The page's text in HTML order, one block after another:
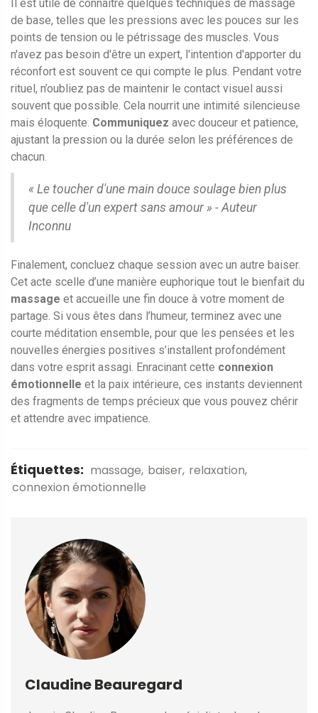
Il est utile de connaître quelques techniques de massage
de base, telles que les pressions avec les pouces sur les
points de tension ou le pétrissage des muscles. Vous
n'avez pas besoin d'être un expert, l'intention d'apporter du
réconfort est souvent ce qui compte le plus. Pendant votre
rituel, n’oubliez pas de maintenir le contact visuel aussi
souvent que possible. Cela nourrit une intimité silencieuse
mais éloquente. Communiquez avec douceur et patience,
ajustant la pression ou la durée selon les préférences de
chacun.
« Le toucher d'une main douce soulage bien plus
que celle d'un expert sans amour » - Auteur
Inconnu
Finalement, concluez chaque session avec un autre baiser.
Cet acte scelle d’une manière euphorique tout le bienfait du
massage et accueille une fin douce à votre moment de
partage. Si vous êtes dans l’humeur, terminez avec une
courte méditation ensemble, pour que les pensées et les
nouvelles énergies positives s’installent profondément
dans votre esprit assagi. Enracinant cette connexion
émotionnelle et la paix intérieure, ces instants deviennent
des fragments de temps précieux que vous pouvez chérir
et attendre avec impatience.
Étiquettes: massage baiser relaxation
connexion émotionnelle
Claudine Beauregard